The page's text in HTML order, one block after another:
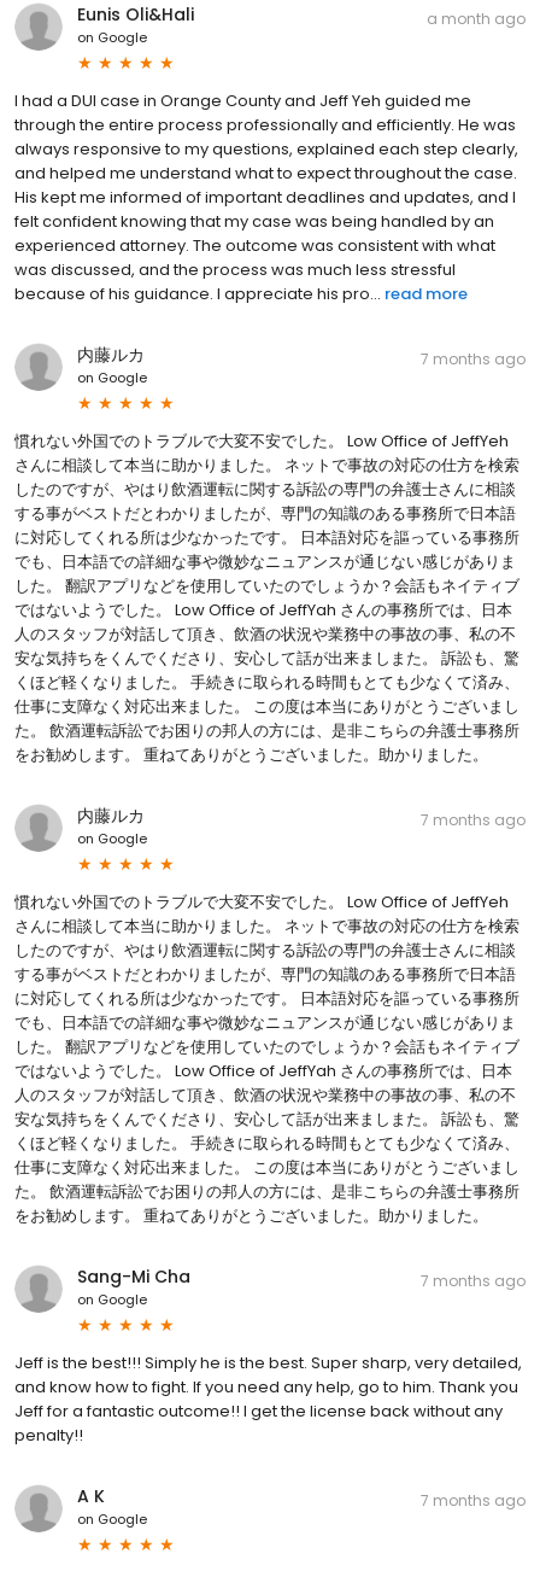
Eunis Oli&Hali
on Google
a month ago
I had a DUI case in Orange County and Jeff Yeh guided me
through the entire process professionally and efficiently. He was
always responsive to my questions, explained each step clearly,
and helped me understand what to expect throughout the case.
His kept me informed of important deadlines and updates, and I
felt confident knowing that my case was being handled by an
experienced attorney. The outcome was consistent with what
was discussed, and the process was much less stressful
because of his guidance. I appreciate his pro... read more
内藤ルカ
on Google
7 months ago
慣れない外国でのトラブルで大変不安でした。 Low Office of JeffYeh
さんに相談して本当に助かりました。 ネットで事故の対応の仕方を検索
したのですが、やはり飲酒運転に関する訴訟の専門の弁護士さんに相談
する事がベストだとわかりましたが、専門の知識のある事務所で日本語
に対応してくれる所は少なかったです。 日本語対応を謳っている事務所
でも、日本語での詳細な事や微妙なニュアンスが通じない感じがありま
した。 翻訳アプリなどを使用していたのでしょうか？会話もネイティブ
ではないようでした。 Low Office of JeffYah さんの事務所では、日本
人のスタッフが対話して頂き、飲酒の状況や業務中の事故の事、私の不
安な気持ちをくんでくださり、安心して話が出来ましまた。 訴訟も、驚
くほど軽くなりました。 手続きに取られる時間もとても少なくて済み、
仕事に支障なく対応出来ました。 この度は本当にありがとうございまし
た。 飲酒運転訴訟でお困りの邦人の方には、是非こちらの弁護士事務所
をお勧めします。 重ねてありがとうございました。助かりました。
内藤ルカ
on Google
7 months ago
慣れない外国でのトラブルで大変不安でした。 Low Office of JeffYeh
さんに相談して本当に助かりました。 ネットで事故の対応の仕方を検索
したのですが、やはり飲酒運転に関する訴訟の専門の弁護士さんに相談
する事がベストだとわかりましたが、専門の知識のある事務所で日本語
に対応してくれる所は少なかったです。 日本語対応を謳っている事務所
でも、日本語での詳細な事や微妙なニュアンスが通じない感じがありま
した。 翻訳アプリなどを使用していたのでしょうか？会話もネイティブ
ではないようでした。 Low Office of JeffYah さんの事務所では、日本
人のスタッフが対話して頂き、飲酒の状況や業務中の事故の事、私の不
安な気持ちをくんでくださり、安心して話が出来ましまた。 訴訟も、驚
くほど軽くなりました。 手続きに取られる時間もとても少なくて済み、
仕事に支障なく対応出来ました。 この度は本当にありがとうございまし
た。 飲酒運転訴訟でお困りの邦人の方には、是非こちらの弁護士事務所
をお勧めします。 重ねてありがとうございました。助かりました。
Sang-Mi Cha
on Google
7 months ago
Jeff is the best!!! Simply he is the best. Super sharp, very detailed,
and know how to fight. If you need any help, go to him. Thank you
Jeff for a fantastic outcome!! I get the license back without any
penalty!!
A K
on Google
7 months ago